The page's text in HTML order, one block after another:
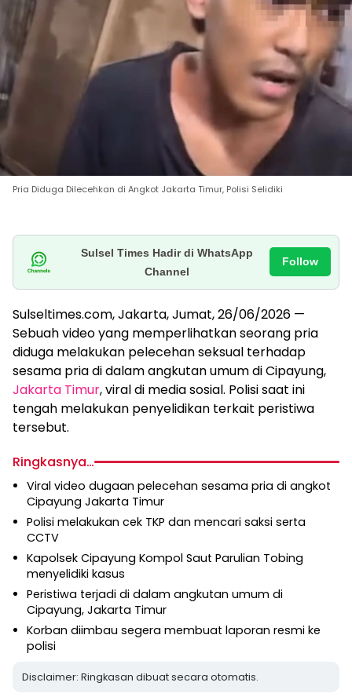
Pria Diduga Dilecehkan di Angkot Jakarta Timur, Polisi Selidiki
Sulsel Times Hadir di WhatsApp
Channel
Follow
Sulseltimes.com, Jakarta, Jumat, 26/06/2026 —
Sebuah video yang memperlihatkan seorang pria
diduga melakukan pelecehan seksual terhadap
sesama pria di dalam angkutan umum di Cipayung,
Jakarta Timur, viral di media sosial. Polisi saat ini
tengah melakukan penyelidikan terkait peristiwa
tersebut.
Ringkasnya…
Viral video dugaan pelecehan sesama pria di angkot
Cipayung Jakarta Timur
Polisi melakukan cek TKP dan mencari saksi serta
CCTV
Kapolsek Cipayung Kompol Saut Parulian Tobing
menyelidiki kasus
Peristiwa terjadi di dalam angkutan umum di
Cipayung, Jakarta Timur
Korban diimbau segera membuat laporan resmi ke
polisi
Disclaimer: Ringkasan dibuat secara otomatis.